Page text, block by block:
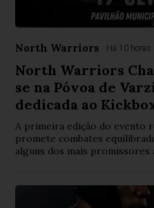
North Warriors Há 10 horas
North Warriors
se na Póvoa de
dedicada ao
A primeira edição do evento
promete combates
alguns dos mais